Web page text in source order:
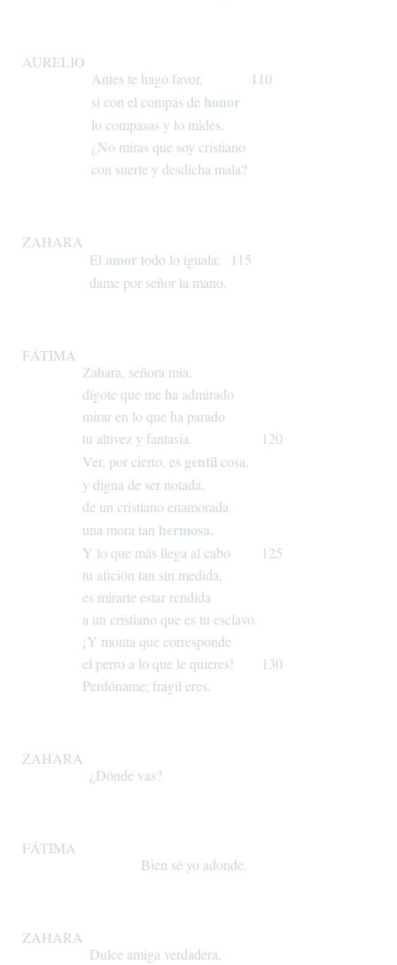
AURELIO
Antes te hago favor,
110
si con el compás de honor
lo compasas y lo mides.
¿No miras que soy cristiano
con suerte y desdicha mala?
ZAHARA
El amor todo lo iguala:
115
dame por señor la mano.
FÁTIMA
Zahara, señora mía,
dígote que me ha admirado
miraren lo que ha parado
tu altivez y fantasía.
120
Ver, porcierto, es gentilcosa,
y digna de ser notada,
de un cristiano enamorada
una mora tan hermosa.
Y lo que más llega al cabo
125
tu afición tan sin medida,
es mirarte estar rendida
a un cristiano que es tu esclavo.
¡Y montaque corresponde
el perro a lo que le quieres!
130
Perdóname; frágil eres.
ZAHARA
¿Dónde vas?
FÁTIMA
Bien sé yo adonde.
ZAHARA
Dulce amiga verdadera,